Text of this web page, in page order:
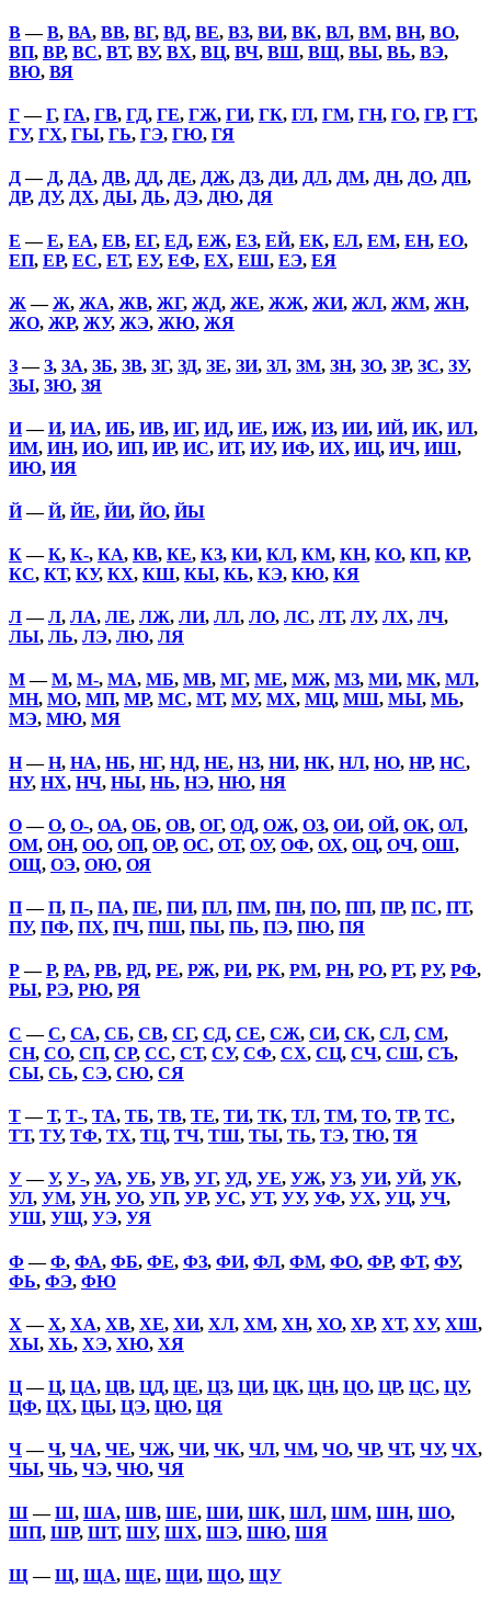
В—В, ВА, ВВ, ВГ, ВД, ВЕ, ВЗ, ВИ, ВК, ВЛ, ВМ, ВН, ВО,
ВП, ВР, ВС, ВТ, ВУ, ВХ, ВЦ, ВЧ, ВШ, ВЩ, ВЫ, ВЬ, ВЭ,
ВЮ, ВЯ
Г—Г, ГА, ГВ, ГД, ГЕ, ГЖ, ГИ, ГК, ГЛ, ГМ, ГН, ГО, ГР, ГТ,
ГУ, ГХ, ГЫ, ГЬ, ГЭ, ГЮ, ГЯ
Д— Д, ДА, ДВ, ДД, ДЕ, ДЖ, ДЗ, ДИ, ДЛ, ДМ, ДН, ДО, ДП,
ДР, ДУ, ДХ, ДЫ, ДЬ, ДЭ, ДЮ, ДЯ
Е —Е, ЕА, ЕВ, ЕГ, ЕД, ЕЖ, ЕЗ, ЕЙ, ЕК, ЕЛ, ЕМ, ЕН, ЕО,
ЕП, ЕР, ЕС, ЕТ, ЕУ, ЕФ, ЕХ, ЕШ, ЕЭ, ЕЯ
Ж —Ж, ЖА, ЖВ, ЖГ, ЖД, ЖЕ, ЖЖ, ЖИ, ЖЛ, ЖМ, ЖН,
ЖО, ЖР, ЖУ, ЖЭ, ЖЮ, ЖЯ
З—З, ЗА, ЗБ, ЗВ, ЗГ, ЗД, ЗЕ, ЗИ, ЗЛ, ЗМ, ЗН, ЗО, ЗР, ЗС, ЗУ,
ЗЫ, ЗЮ, ЗЯ
И—И, ИА, ИБ, ИВ, ИГ, ИД, ИЕ, ИЖ, ИЗ, ИИ, ИЙ, ИК, ИЛ,
ИМ, ИН, ИО, ИП, ИР, ИС, ИТ, ИУ, ИФ, ИХ, ИЦ, ИЧ, ИШ,
ИЮ, ИЯ
Й—Й, ЙЕ, ЙИ, ЙО, ЙЫ
К—К, К-, КА, КВ, КЕ, КЗ, КИ, КЛ, КМ, КН, КО, КП, КР,
КС, КТ, КУ, КХ, КШ, КЫ, КЬ, КЭ, КЮ, КЯ
Л—Л, ЛА, ЛЕ, ЛЖ, ЛИ, ЛЛ, ЛО, ЛС, ЛТ, ЛУ, ЛХ, ЛЧ,
ЛЫ, ЛЬ, ЛЭ, ЛЮ, ЛЯ
М—М, М-, МА, МБ, МВ, МГ, МЕ, МЖ, МЗ, МИ, МК, МЛ,
МН, МО, МП, МР, МС, МТ, МУ, МХ, МЦ, МШ, МЫ, МЬ,
МЭ, МЮ, МЯ
Н—Н, НА, НБ, НГ, НД, НЕ, НЗ, НИ, НК, НЛ, НО, НР, НС,
НУ, НХ, НЧ, НЫ, НЬ, НЭ, НЮ, НЯ
О—О, О-, ОА, ОБ, ОВ, ОГ, ОД, ОЖ, ОЗ, ОИ, ОЙ, ОК, ОЛ,
ОМ, ОН, ОО, ОП, ОР, ОС, ОТ, ОУ, ОФ, ОХ, ОЦ, ОЧ, ОШ,
ОЩ, ОЭ, ОЮ, ОЯ
П—П, П-, ПА, ПЕ, ПИ, ПЛ, ПМ, ПН, ПО, ПП, ПР, ПС, ПТ,
ПУ, ПФ, ПХ, ПЧ, ПШ, ПЫ, ПЬ, ПЭ, ПЮ, ПЯ
Р—Р, РА, РВ, РД, РЕ, РЖ, РИ, РК, РМ, РН, РО, РТ, РУ, РФ,
РЫ, РЭ, РЮ, РЯ
С —С, СА, СБ, СВ, СГ, СД, СЕ, СЖ, СИ, СК, СЛ, СМ,
СН, СО, СП, СР, СС, СТ, СУ, СФ, СХ, СЦ, СЧ, СШ, СЪ,
СЫ, СЬ, СЭ, СЮ, СЯ
Т—Т, Т-, ТА, ТБ, ТВ, ТЕ, ТИ, ТК, ТЛ, ТМ, ТО, ТР, ТС,
ТТ, ТУ, ТФ, ТХ, ТЦ, ТЧ, ТШ, ТЫ, ТЬ, ТЭ, ТЮ, ТЯ
У—У, У-, УА, УБ, УВ, УГ, УД, УЕ, УЖ, УЗ, УИ, УЙ, УК,
УЛ, УМ, УН, УО, УП, УР, УС, УТ, УУ, УФ, УХ, УЦ, УЧ,
УШ, УЩ, УЭ, УЯ
Ф —Ф, ФА, ФБ, ФЕ, ФЗ, ФИ, ФЛ, ФМ, ФО, ФР, ФТ, ФУ,
ФЬ, ФЭ, ФЮ
Х —Х, ХА, ХВ, ХЕ, ХИ, ХЛ, ХМ, ХН, ХО, ХР, ХТ, ХУ, ХШ,
ХЫ, ХЬ, ХЭ, ХЮ, ХЯ
Ц—Ц, ЦА, ЦВ, ЦД, ЦЕ, ЦЗ, ЦИ, ЦК, ЦН, ЦО, ЦР, ЦС, ЦУ,
ЦФ, ЦХ, ЦЫ, ЦЭ, ЦЮ, ЦЯ
Ч—Ч, ЧА, ЧЕ, ЧЖ, ЧИ, ЧК, ЧЛ, ЧМ, ЧО, ЧР, ЧТ, ЧУ, ЧХ,
ЧЫ, ЧЬ, ЧЭ, ЧЮ, ЧЯ
Ш—Ш, ША, ШВ, ШЕ, ШИ, ШК, ШЛ, ШМ, ШН, ШО,
ШП, ШР, ШТ, ШУ, ШХ, ШЭ, ШЮ, ШЯ
Щ —Щ, ЩА, ЩЕ, ЩИ, ЩО, ЩУ